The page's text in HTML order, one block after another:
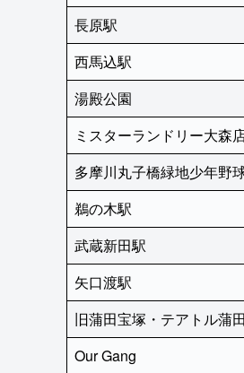
長原駅
西馬込駅
湯殿公園
ミスターランドリー大森
多摩川丸子橋緑地少年野
鵜の木駅
武蔵新田駅
矢口渡駅
旧蒲田宝塚・テアトル蒲田
Our Gang